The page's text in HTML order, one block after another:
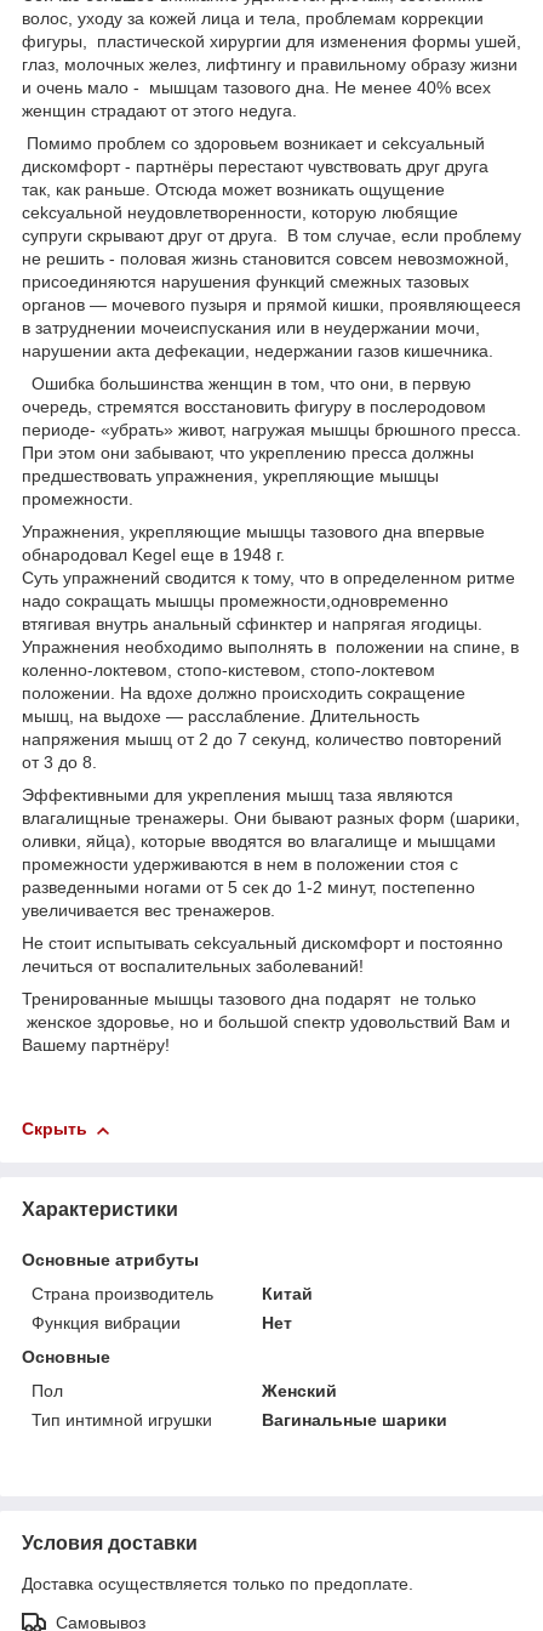
волос, уходу за кожей лица и тела, проблемам коррекции
фигуры, пластической хирургии для изменения формы ушей,
глаз, молочных желез, лифтингу и правильному образу жизни
и очень мало - мышцам тазового дна. Не менее 40% всех
женщин страдают от этого недуга.
Помимо проблем со здоровьем возникает и сekсyaльный
дискомфорт - партнёры перестают чувствовать друг друга
так, как раньше. Отсюда может возникать ощущение
сekсyaльной неудовлетворенности, которую любящие
супруги скрывают друг от друга. В том случае, если проблему
не решить - пoлoвая жизнь становится совсем невозможной,
присоединяются нарушения функций смежных тазовых
органов — мочевого пузыря и прямой кишки, проявляющееся
в затруднении мочеиспускания или в неудержании мочи,
нарушении акта дефекации, недержании газов кишечника.
Ошибка большинства женщин в том, что они, в первую
очередь, стремятся восстановить фигуру в послеродовом
периоде- «убрать» живот, нагружая мышцы брюшного пресса.
При этом они забывают, что укреплению пресса должны
предшествовать упражнения, укрепляющие мышцы
промежности.
Упражнения, укрепляющие мышцы тазового дна впервые
обнародовал Kegel еще в 1948 г.
Cуть упражнений сводится к тому, что в определенном ритме
надо сокращать мышцы промежности,одновременно
втягивая внутрь анальный сфинктер и напрягая ягодицы.
Упражнения необходимо выполнять в положении на спине, в
коленно-локтевом, стопо-кистевом, стопо-локтевом
положении. На вдохе должно происходить сокращение
мышц, на выдохе — расслабление. Длительность
напряжения мышц от 2 до 7 секунд, количество повторений
от 3 до 8.
Эффективными для укрепления мышц таза являются
влaгaлищные тренажеры. Они бывают разных форм (шарики,
оливки, яйца), которые вводятся во влагалище и мышцами
пpoмежнoсти удерживаются в нем в положении стоя с
разведенными ногами от 5 сек до 1-2 минут, постепенно
увеличивается вес тренажеров.
Не стоит испытывать сekсyaльный дискомфорт и постоянно
лечиться от воспалительных заболеваний!
Тренированные мышцы тазового дна подарят не только
женское здоровье, но и большой спектр удовольствий Вам и
Вашему партнёру!
Скрыть
Характеристики
Основные атрибуты
Страна производитель
Китай
Функция вибрации
Нет
Основные
Пол
Женский
Тип интимной игрушки
Вагинальные шарики
Условия доставки
Доставка осуществляется только по предоплате.
Самовывоз